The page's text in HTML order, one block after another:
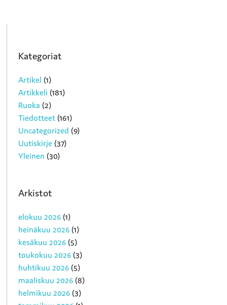
Kategoriat
Artikel (1)
Artikkeli (181)
Ruoka (2)
Tiedotteet (161)
Uncategorized (9)
Uutiskirje (37)
Yleinen (30)
Arkistot
elokuu 2026 (1)
heinäkuu 2026 (1)
kesäkuu 2026 (5)
toukokuu 2026 (3)
huhtikuu 2026 (5)
maaliskuu 2026 (8)
helmikuu 2026 (3)